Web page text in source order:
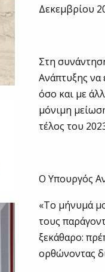
Δεκεμβρίου
Στη
Ανάπτυξης
όσο και με
μόνιμη
τέλος του
Ο Υπουργός
«Το μήνυμά
τους
ξεκάθαρο:
ορθώνοντας